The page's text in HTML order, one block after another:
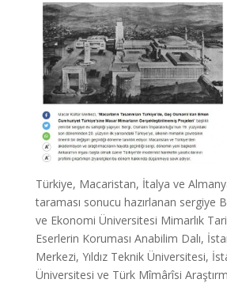
Türkiye, Macaristan, İtalya ve
taraması sonucu hazırlanan sergiye
ve Ekonomi Üniversitesi Mimarlık
Eserlerin Koruması Anabilim Dalı,
Merkezi, Yıldız Teknik Üniversitesi,
Üniversitesi ve Türk Mîmârîsi